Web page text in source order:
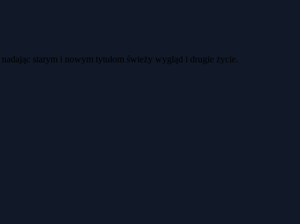
starym i nowym tytułom świeży wygląd i drugie życie.